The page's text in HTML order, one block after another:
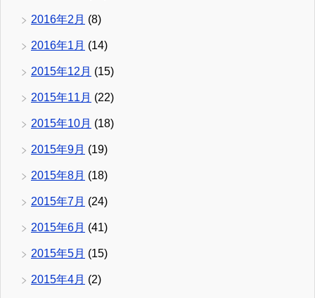
2016年2月 (8)
2016年1月 (14)
2015年12月 (15)
2015年11月 (22)
2015年10月 (18)
2015年9月 (19)
2015年8月 (18)
2015年7月 (24)
2015年6月 (41)
2015年5月 (15)
2015年4月 (2)